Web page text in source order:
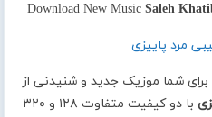
Download New Music Saleh
برای شما موزیک جدید و شنیدنی از
با دو کیفیت متفاوت ۱۲۸ و ۳۲۰